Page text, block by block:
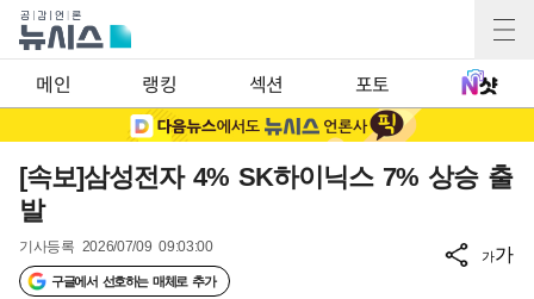
메인 랭킹 섹션 포토
[속보]삼성전자 4% SK하이닉스 7% 상승 출
발
기사등록 2026/07/09 09:03:00
구글에서 선호하는 매체로 추가
가가